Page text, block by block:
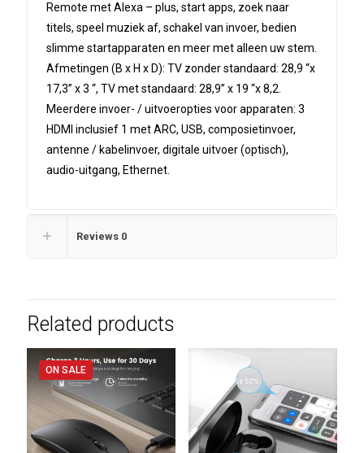
Remote met Alexa – plus, start apps, zoek naar
titels, speel muziek af, schakel van invoer, bedien
slimme startapparaten en meer met alleen uw stem.
Afmetingen (B x H x D): TV zonder standaard: 28,9 “x
17,3” x 3 “, TV met standaard: 28,9” x 19 “x 8,2.
Meerdere invoer- / uitvoeropties voor apparaten: 3
HDMI inclusief 1 met ARC, USB, composietinvoer,
antenne / kabelinvoer, digitale uitvoer (optisch),
audio-uitgang, Ethernet.
Reviews 0
Related products
ON SALE